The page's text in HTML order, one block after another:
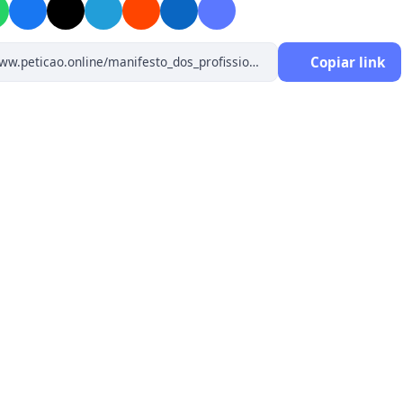
sem sermos vítimas da violência que cada dia se
nosso ambiente de trabalho, refletindo a violência no
a nível nacional. Devemos falar também em segurança
pois enfrentamos diariamente neste hospital condições
Copiar link